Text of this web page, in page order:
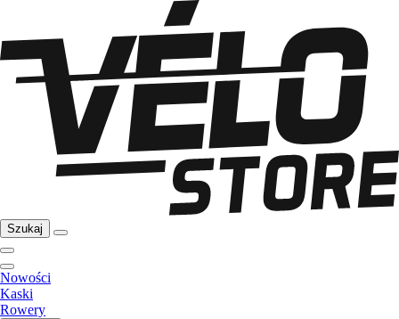
Szukaj
Nowości
Kaski
Rowery